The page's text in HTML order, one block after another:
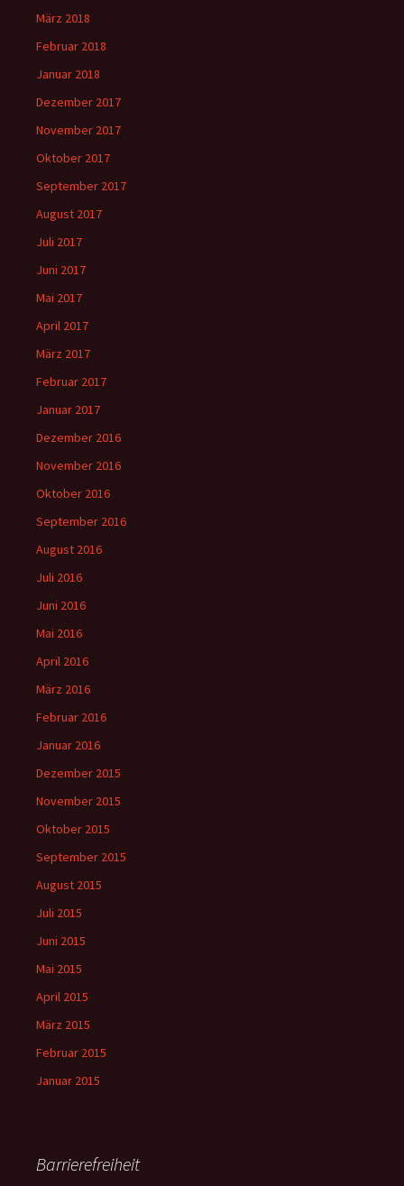
März 2018
Februar 2018
Januar 2018
Dezember 2017
November 2017
Oktober 2017
September 2017
August 2017
Juli 2017
Juni 2017
Mai 2017
April 2017
März 2017
Februar 2017
Januar 2017
Dezember 2016
November 2016
Oktober 2016
September 2016
August 2016
Juli 2016
Juni 2016
Mai 2016
April 2016
März 2016
Februar 2016
Januar 2016
Dezember 2015
November 2015
Oktober 2015
September 2015
August 2015
Juli 2015
Juni 2015
Mai 2015
April 2015
März 2015
Februar 2015
Januar 2015
Barrierefreiheit